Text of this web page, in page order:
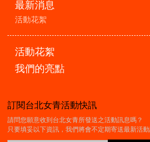
最新消息
活動花絮
活動花絮
我們的亮點
訂閱台北女青活動快訊
請問您願意收到台北女青所發送之活動訊息嗎？
只要填妥以下資訊，我們將會不定期寄送最新活動